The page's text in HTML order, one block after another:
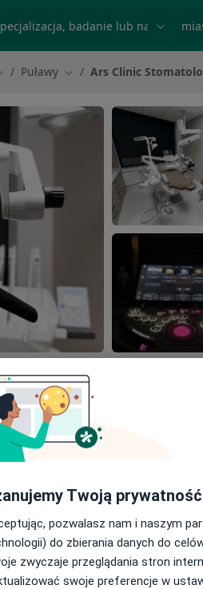
miasto
Puławy Zmień miasto
Ars Clinic
& Ginekologia
Adresy
Twoją prywatność
pozwalasz nam i naszym
do zbierania danych do
zwyczaje przeglądania stron
swoje preferencje w